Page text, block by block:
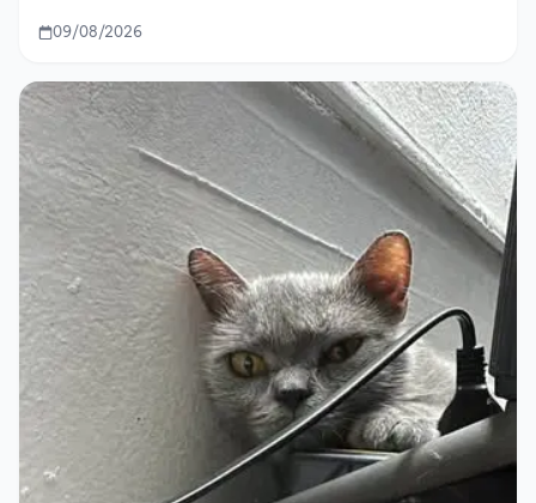
09/08/2026